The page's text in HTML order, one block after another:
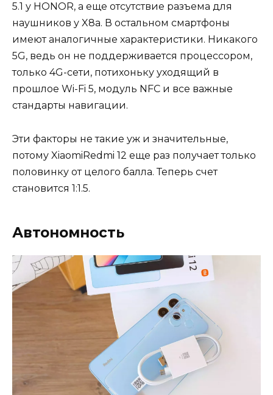
5.1 у HONOR, а еще отсутствие разъема для
наушников у X8a. В остальном смартфоны
имеют аналогичные характеристики. Никакого
5G, ведь он не поддерживается процессором,
только 4G-сети, потихоньку уходящий в
прошлое Wi-Fi 5, модуль NFC и все важные
стандарты навигации.
Эти факторы не такие уж и значительные,
потому XiaomiRedmi 12 еще раз получает только
половинку от целого балла. Теперь счет
становится 1:1.5.
Автономность